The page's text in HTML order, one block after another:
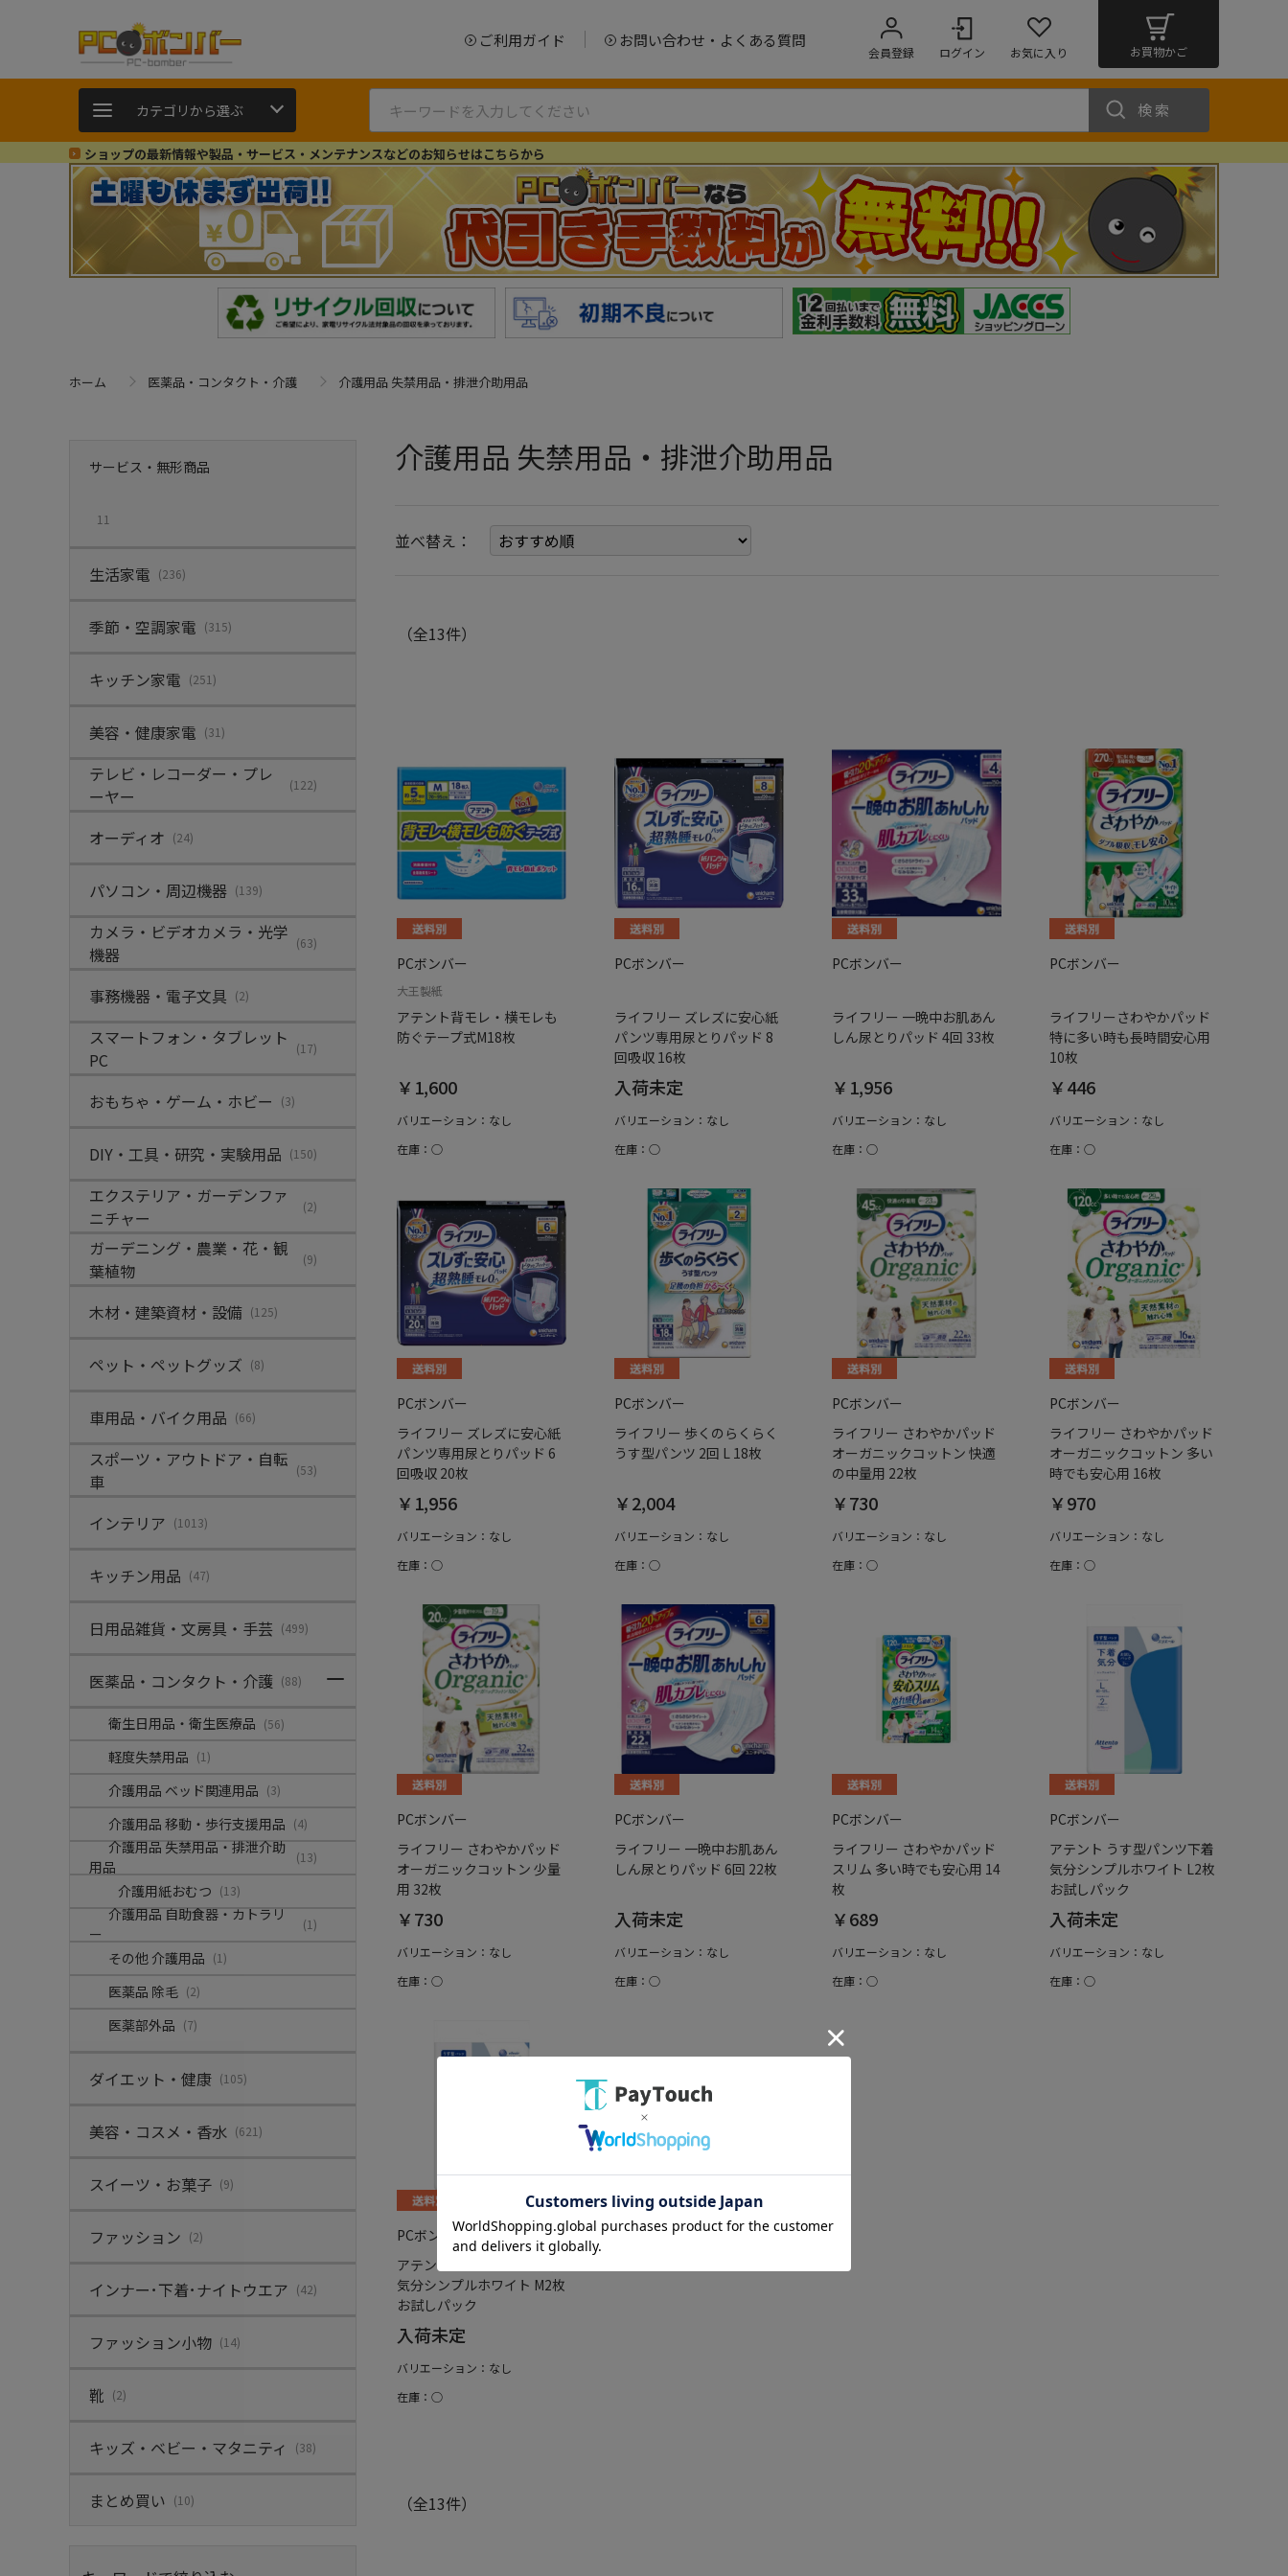
ご利用ガイド お問い合わせ・よくある質問
会員登録 ログイン お気に入り お買物かご
カテゴリから選ぶ 検索
ショップの最新情報や製品・サービス・メンテナンスなどのお知らせはこちらから
ホーム 医薬品・コンタクト・介護 介護用品 失禁用品・排泄介助用品
サービス・無形商品
11
生活家電 (236)
季節・空調家電 (315)
キッチン家電 (251)
美容・健康家電 (31)
テレビ・レコーダー・プレ
ーヤー
(122)
オーディオ (24)
パソコン・周辺機器 (139)
カメラ・ビデオカメラ・光学
機器
(63)
事務機器・電子文具 (2)
スマートフォン・タブレット
PC
(17)
おもちゃ・ゲーム・ホビー (3)
DIY・工具・研究・実験用品 (150)
エクステリア・ガーデンファ
ニチャー
(2)
ガーデニング・農業・花・観
葉植物
(9)
木材・建築資材・設備 (125)
ペット・ペットグッズ (8)
車用品・バイク用品 (66)
スポーツ・アウトドア・自転
車
(53)
インテリア (1013)
キッチン用品 (47)
日用品雑貨・文房具・手芸 (499)
医薬品・コンタクト・介護 (88)
衛生日用品・衛生医療品 (56)
軽度失禁用品 (1)
介護用品 ベッド関連用品 (3)
介護用品 移動・歩行支援用品 (4)
介護用品 失禁用品・排泄介助
用品
(13)
介護用紙おむつ (13)
介護用品 自助食器・カトラリ
ー
(1)
その他 介護用品 (1)
医薬品 除毛 (2)
医薬部外品 (7)
ダイエット・健康 (105)
美容・コスメ・香水 (621)
スイーツ・お菓子 (9)
ファッション (2)
インナー･下着･ナイトウエア (42)
ファッション小物 (14)
靴 (2)
キッズ・ベビー・マタニティ (38)
まとめ買い (10)
介護用品 失禁用品・排泄介助用品
並べ替え：
（全13件）
PCボンバー
大王製紙
アテント背モレ・横モレも
防ぐテープ式M18枚
￥1,600
バリエーション：なし
在庫：○
PCボンバー
ライフリー ズレズに安心紙
パンツ専用尿とりパッド 8
回吸収 16枚
入荷未定
バリエーション：なし
在庫：○
PCボンバー
ライフリー 一晩中お肌あん
しん尿とりパッド 4回 33枚
￥1,956
バリエーション：なし
在庫：○
PCボンバー
ライフリーさわやかパッド
特に多い時も長時間安心用
10枚
￥446
バリエーション：なし
在庫：○
PCボンバー
ライフリー ズレズに安心紙
パンツ専用尿とりパッド 6
回吸収 20枚
￥1,956
バリエーション：なし
在庫：○
PCボンバー
ライフリー 歩くのらくらく
うす型パンツ 2回 L 18枚
￥2,004
バリエーション：なし
在庫：○
PCボンバー
ライフリー さわやかパッド
オーガニックコットン 快適
の中量用 22枚
￥730
バリエーション：なし
在庫：○
PCボンバー
ライフリー さわやかパッド
オーガニックコットン 多い
時でも安心用 16枚
￥970
バリエーション：なし
在庫：○
PCボンバー
ライフリー さわやかパッド
オーガニックコットン 少量
用 32枚
￥730
バリエーション：なし
在庫：○
PCボンバー
ライフリー 一晩中お肌あん
しん尿とりパッド 6回 22枚
入荷未定
バリエーション：なし
在庫：○
PCボンバー
ライフリー さわやかパッド
スリム 多い時でも安心用 14
枚
￥689
バリエーション：なし
在庫：○
PCボンバー
アテント うす型パンツ下着
気分シンプルホワイト L2枚
お試しパック
入荷未定
バリエーション：なし
在庫：○
PCボンバー
アテント うす型パンツ下着
気分シンプルホワイト M2枚
お試しパック
入荷未定
バリエーション：なし
在庫：○
（全13件）